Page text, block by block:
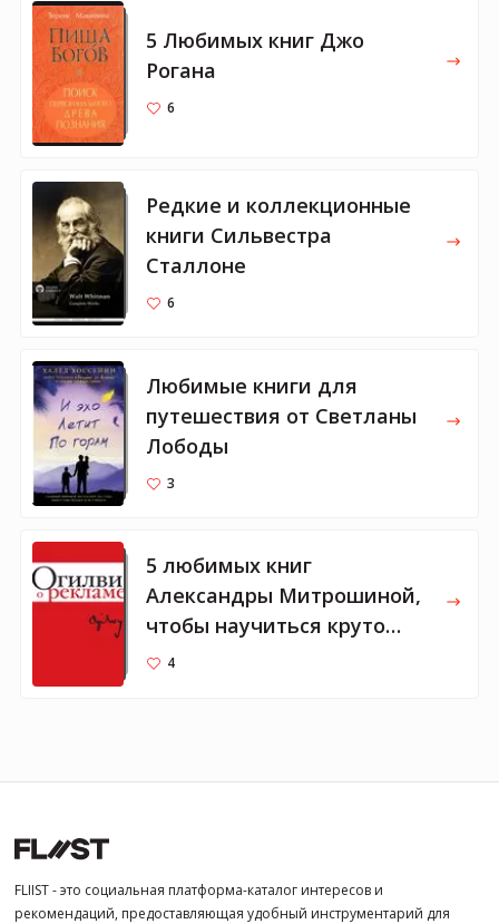
5 Любимых книг Джо
Рогана
6
Редкие и коллекционные
книги Сильвестра
Сталлоне
6
Любимые книги для
путешествия от Светланы
Лободы
3
5 любимых книг
Александры Митрошиной,
чтобы научиться круто
писать
4
FLIIST - это социальная платформа-каталог интересов и
рекомендаций, предоставляющая удобный инструментарий для